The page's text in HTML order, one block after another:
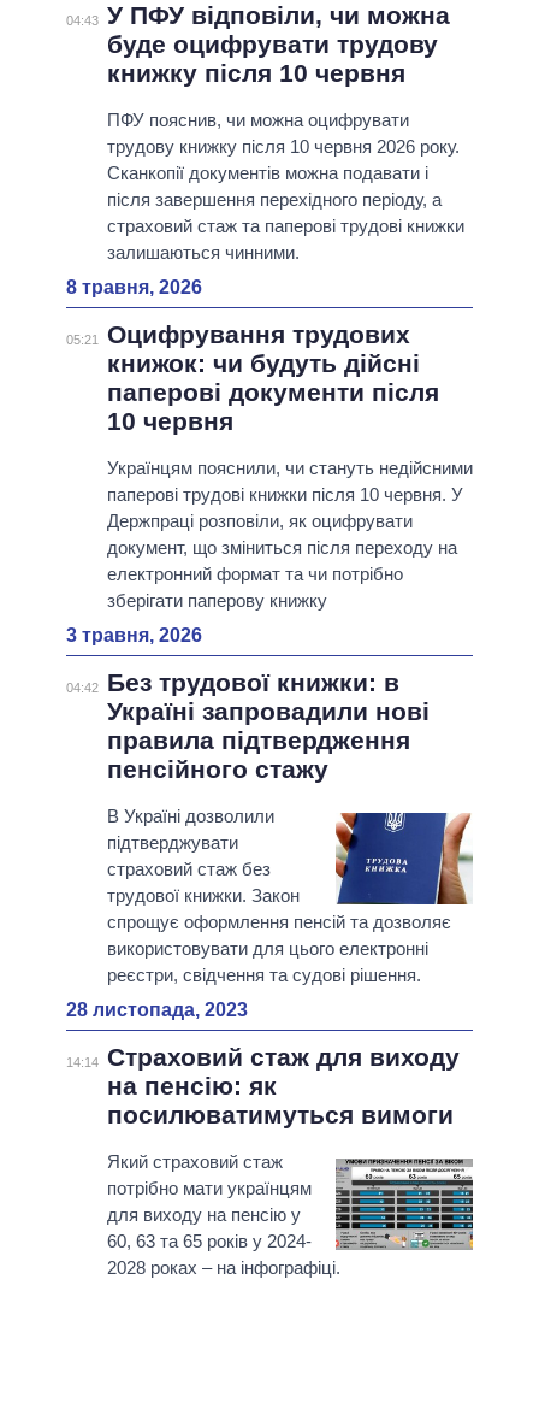
04:43 У ПФУ відповіли, чи можна
буде оцифрувати трудову
книжку після 10 червня
ПФУ пояснив, чи можна оцифрувати
трудову книжку після 10 червня 2026 року.
Сканкопії документів можна подавати і
після завершення перехідного періоду, а
страховий стаж та паперові трудові книжки
залишаються чинними.
8 травня, 2026
05:21
Оцифрування трудових
книжок: чи будуть дійсні
паперові документи після
10 червня
Українцям пояснили, чи стануть недійсними
паперові трудові книжки після 10 червня. У
Держпраці розповіли, як оцифрувати
документ, що зміниться після переходу на
електронний формат та чи потрібно
зберігати паперову книжку
3 травня, 2026
04:42
Без трудової книжки: в
Україні запровадили нові
правила підтвердження
пенсійного стажу
В Україні дозволили
підтверджувати
страховий стаж без
трудової книжки. Закон
спрощує оформлення пенсій та дозволяє
використовувати для цього електронні
реєстри, свідчення та судові рішення.
28 листопада, 2023
14:14 Страховий стаж для виходу
на пенсію: як
посилюватимуться вимоги
Який страховий стаж
потрібно мати українцям
для виходу на пенсію у
60, 63 та 65 років у 2024-
2028 роках – на інфографіці.